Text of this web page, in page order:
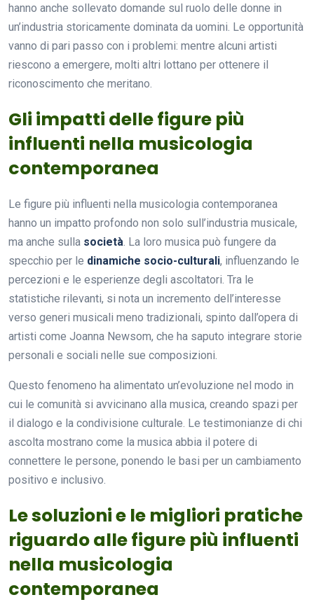
hanno anche sollevato domande sul ruolo delle donne in
un’industria storicamente dominata da uomini. Le opportunità
vanno di pari passo con i problemi: mentre alcuni artisti
riescono a emergere, molti altri lottano per ottenere il
riconoscimento che meritano.
Gli impatti delle figure più
influenti nella musicologia
contemporanea
Le figure più influenti nella musicologia contemporanea
hanno un impatto profondo non solo sull’industria musicale,
ma anche sulla società. La loro musica può fungere da
specchio per le dinamiche socio-culturali, influenzando le
percezioni e le esperienze degli ascoltatori. Tra le
statistiche rilevanti, si nota un incremento dell’interesse
verso generi musicali meno tradizionali, spinto dall’opera di
artisti come Joanna Newsom, che ha saputo integrare storie
personali e sociali nelle sue composizioni.
Questo fenomeno ha alimentato un’evoluzione nel modo in
cui le comunità si avvicinano alla musica, creando spazi per
il dialogo e la condivisione culturale. Le testimonianze di chi
ascolta mostrano come la musica abbia il potere di
connettere le persone, ponendo le basi per un cambiamento
positivo e inclusivo.
Le soluzioni e le migliori pratiche
riguardo alle figure più influenti
nella musicologia
contemporanea